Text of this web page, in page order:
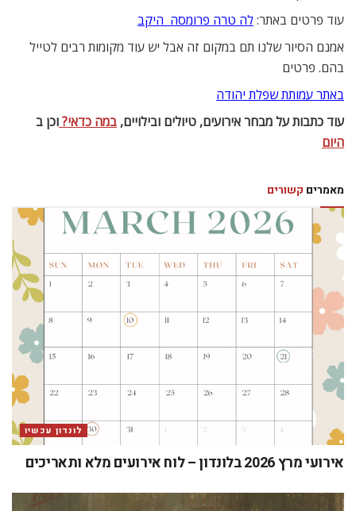
עוד פרטים באתר:לה טרה פרומסה  היקב
אמנם הסיור שלנו תם במקום זה אבל יש עוד מקומות רבים לטייל
בהם. פרטים
באתר עמותת שפלת יהודה
עוד כתבות על מבחר אירועים, טיולים ובילויים, במה כדאי?וכן ב
היום
מאמרים קשורים
לונדון עכשיו
אירועי מרץ 2026 בלונדון – לוח אירועים מלא ותאריכים